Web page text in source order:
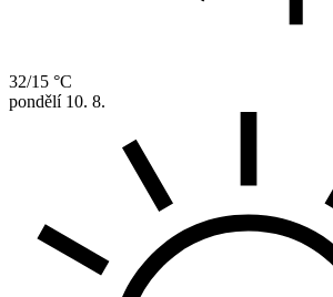
32/15 °C
pondělí 10. 8.